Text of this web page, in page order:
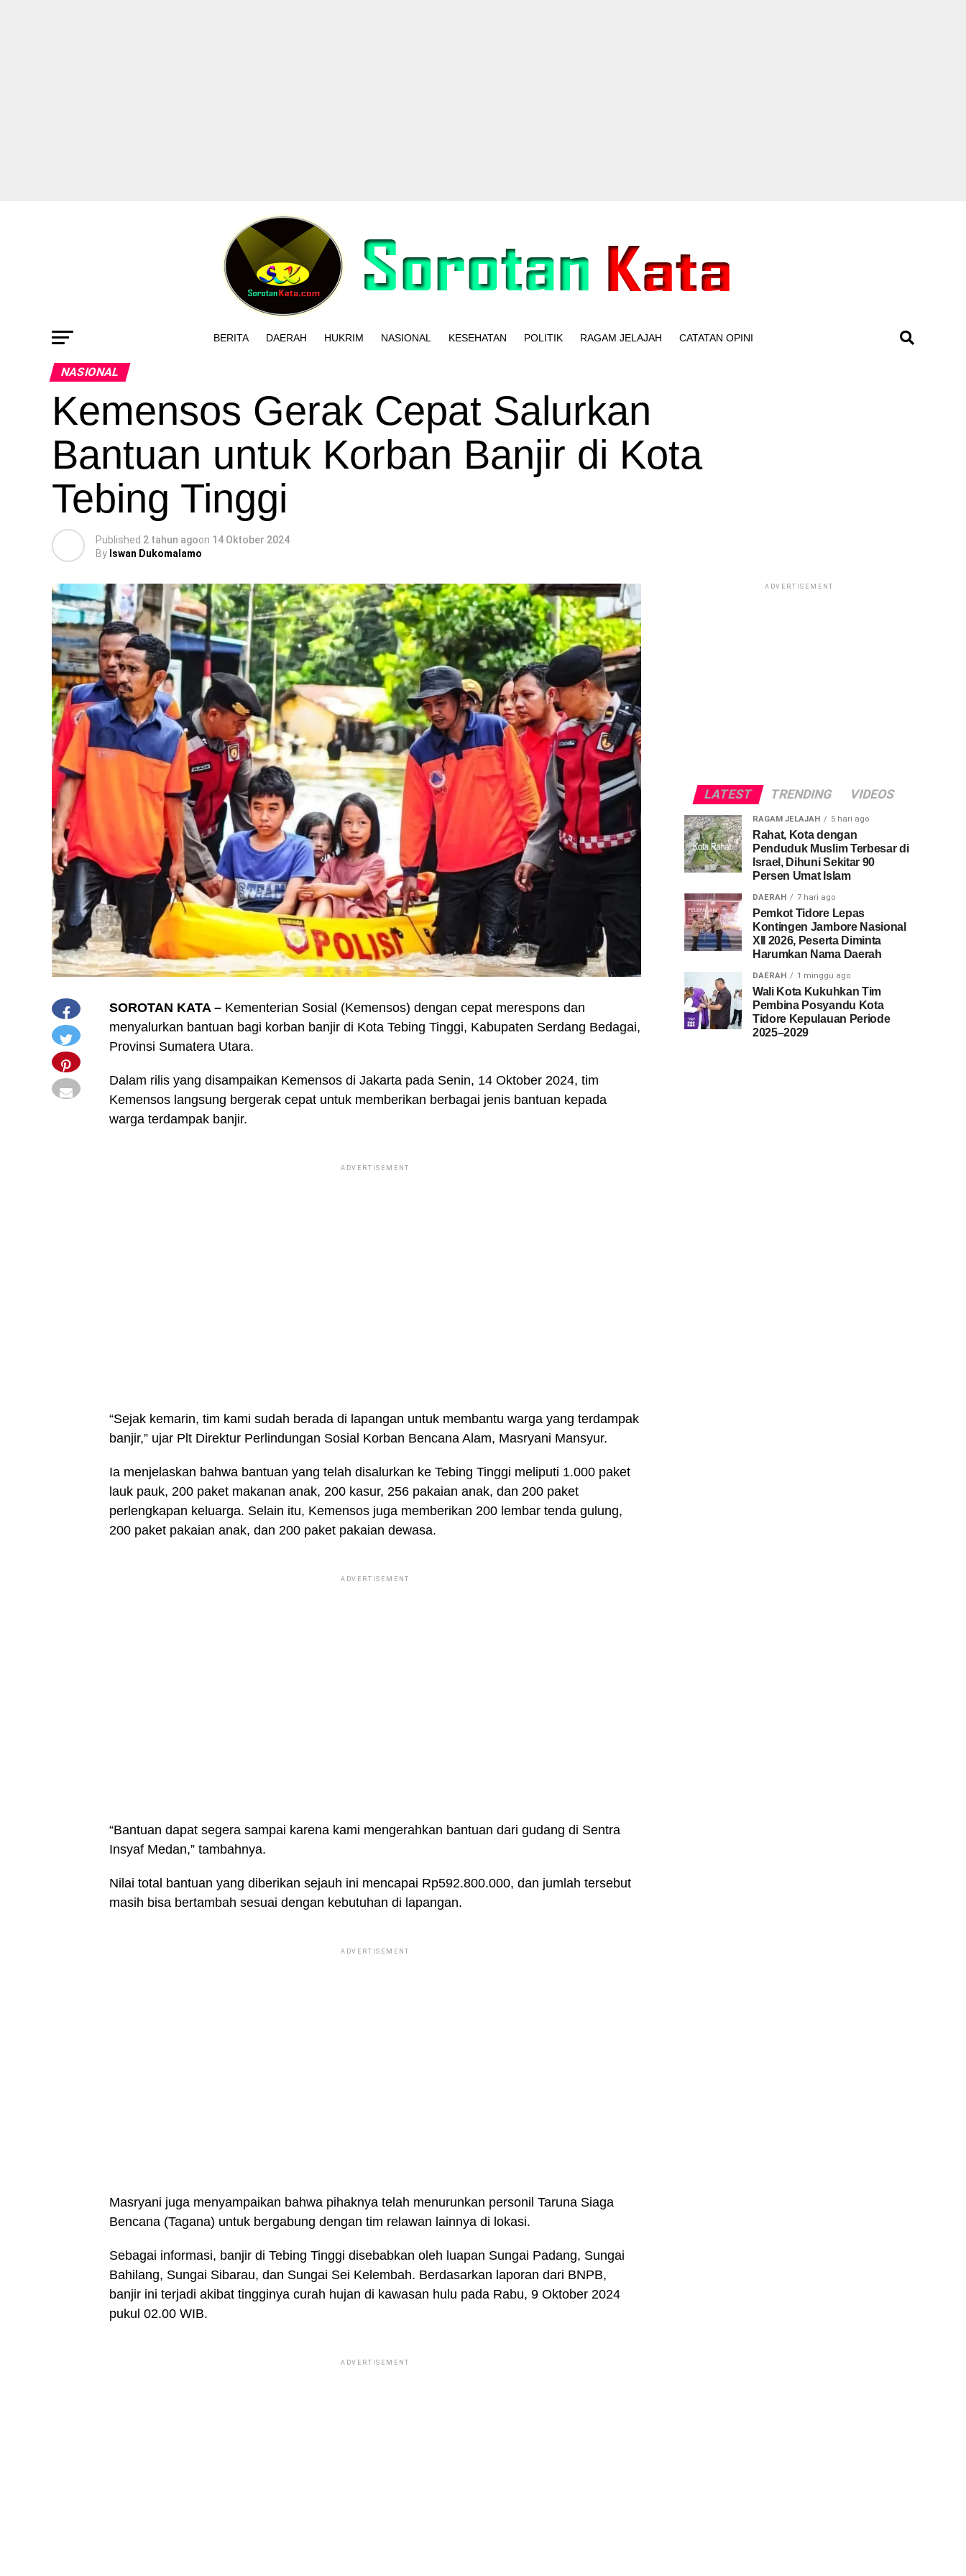
BERITA DAERAH HUKRIM NASIONAL KESEHATAN POLITIK RAGAM JELAJAH CATATAN OPINI
NASIONAL
Kemensos Gerak Cepat Salurkan
Bantuan untuk Korban Banjir di Kota
Tebing Tinggi
Published 2 tahun agoon 14 Oktober 2024
By Iswan Dukomalamo
SOROTAN KATA – Kementerian Sosial (Kemensos) dengan cepat merespons dan
menyalurkan bantuan bagi korban banjir di Kota Tebing Tinggi, Kabupaten Serdang Bedagai,
Provinsi Sumatera Utara.
Dalam rilis yang disampaikan Kemensos di Jakarta pada Senin, 14 Oktober 2024, tim
Kemensos langsung bergerak cepat untuk memberikan berbagai jenis bantuan kepada
warga terdampak banjir.
ADVERTISEMENT
“Sejak kemarin, tim kami sudah berada di lapangan untuk membantu warga yang terdampak
banjir,” ujar Plt Direktur Perlindungan Sosial Korban Bencana Alam, Masryani Mansyur.
Ia menjelaskan bahwa bantuan yang telah disalurkan ke Tebing Tinggi meliputi 1.000 paket
lauk pauk, 200 paket makanan anak, 200 kasur, 256 pakaian anak, dan 200 paket
perlengkapan keluarga. Selain itu, Kemensos juga memberikan 200 lembar tenda gulung,
200 paket pakaian anak, dan 200 paket pakaian dewasa.
ADVERTISEMENT
“Bantuan dapat segera sampai karena kami mengerahkan bantuan dari gudang di Sentra
Insyaf Medan,” tambahnya.
Nilai total bantuan yang diberikan sejauh ini mencapai Rp592.800.000, dan jumlah tersebut
masih bisa bertambah sesuai dengan kebutuhan di lapangan.
ADVERTISEMENT
Masryani juga menyampaikan bahwa pihaknya telah menurunkan personil Taruna Siaga
Bencana (Tagana) untuk bergabung dengan tim relawan lainnya di lokasi.
Sebagai informasi, banjir di Tebing Tinggi disebabkan oleh luapan Sungai Padang, Sungai
Bahilang, Sungai Sibarau, dan Sungai Sei Kelembah. Berdasarkan laporan dari BNPB,
banjir ini terjadi akibat tingginya curah hujan di kawasan hulu pada Rabu, 9 Oktober 2024
pukul 02.00 WIB.
ADVERTISEMENT
ADVERTISEMENT
LATEST TRENDING VIDEOS
RAGAM JELAJAH 5 hari ago
Rahat, Kota dengan
Penduduk Muslim Terbesar di
Israel, Dihuni Sekitar 90
Persen Umat Islam
DAERAH 7 hari ago
Pemkot Tidore Lepas
Kontingen Jambore Nasional
XII 2026, Peserta Diminta
Harumkan Nama Daerah
DAERAH 1 minggu ago
Wali Kota Kukuhkan Tim
Pembina Posyandu Kota
Tidore Kepulauan Periode
2025–2029